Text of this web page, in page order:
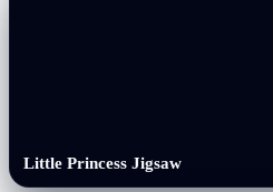
Little Princess Jigsaw